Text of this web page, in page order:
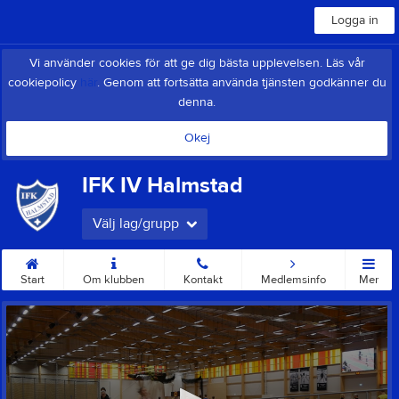
Logga in
Vi använder cookies för att ge dig bästa upplevelsen. Läs vår
cookiepolicy här. Genom att fortsätta använda tjänsten godkänner du
denna.
Okej
IFK IV Halmstad
Välj lag/grupp
Start Om klubben Kontakt Medlemsinfo Mer